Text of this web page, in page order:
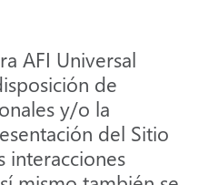
AFI Universal
de
y/o la
del Sitio
interacciones